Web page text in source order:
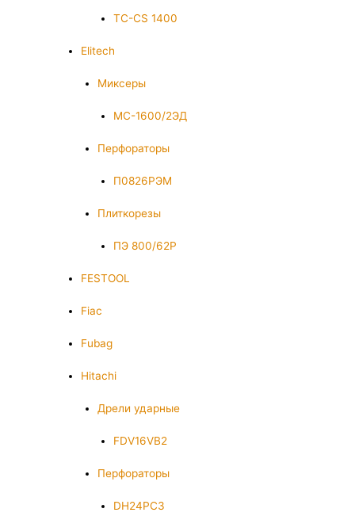
TC-CS 1400
Elitech
Миксеры
МС-1600/2ЭД
Перфораторы
П0826РЭМ
Плиткорезы
ПЭ 800/62Р
FESTOOL
Fiac
Fubag
Hitachi
Дрели ударные
FDV16VB2
Перфораторы
DH24PC3